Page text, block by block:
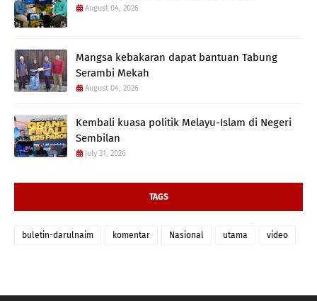
August 04, 2026
Mangsa kebakaran dapat bantuan Tabung
Serambi Mekah
August 04, 2026
Kembali kuasa politik Melayu-Islam di Negeri
Sembilan
July 31, 2026
TAGS
buletin-darulnaim komentar Nasional utama video